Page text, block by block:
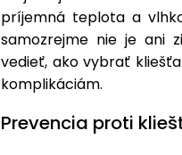
príjemná teplota a
samozrejme nie je ani
vedieť, ako vybrať
komplikáciám.
Prevencia proti